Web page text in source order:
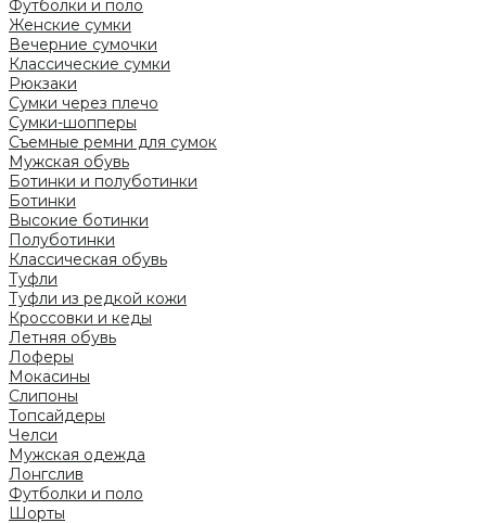
Футболки и поло
Женские сумки
Вечерние сумочки
Классические сумки
Рюкзаки
Сумки через плечо
Сумки-шопперы
Съемные ремни для сумок
Мужская обувь
Ботинки и полуботинки
Ботинки
Высокие ботинки
Полуботинки
Классическая обувь
Туфли
Туфли из редкой кожи
Кроссовки и кеды
Летняя обувь
Лоферы
Мокасины
Слипоны
Топсайдеры
Челси
Мужская одежда
Лонгслив
Футболки и поло
Шорты